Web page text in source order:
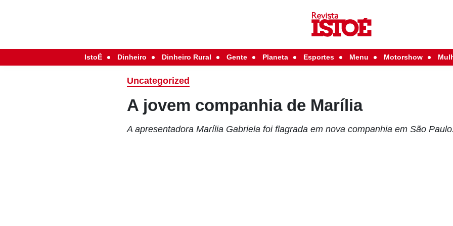
IstoÉ Dinheiro Dinheiro Rural Gente Planeta Esportes Menu Motorshow
Uncategorized
A jovem companhia de Marília
A apresentadora Marília Gabriela foi flagrada em nova companhia em São Paulo.